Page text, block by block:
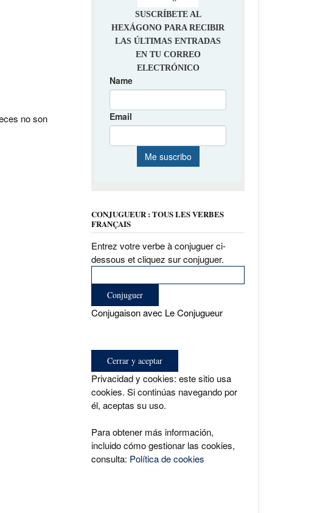
no son
CONJUGUEUR : TOUS LES VERBES
FRANÇAIS
Entrez votre verbe à conjuguer ci-
dessous et cliquez sur conjuguer.
Conjugaison avec Le Conjugueur
Privacidad y cookies: este sitio usa
cookies. Si continúas navegando por
él, aceptas su uso.
Para obtener más información,
incluido cómo gestionar las cookies,
consulta: Política de cookies